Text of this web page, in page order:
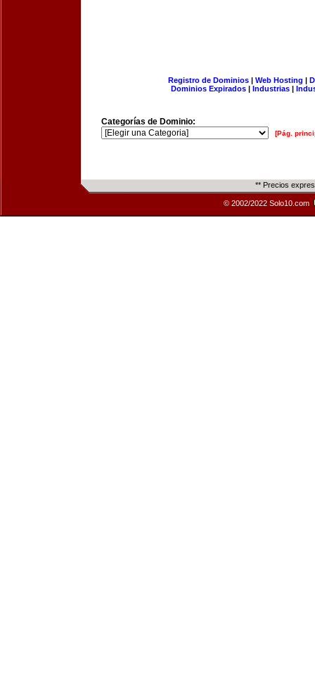
Registro de Dominios| Web Hosting |
Dominios Expirados | Industrias |
Categorías de Dominio:
[Pág.
** Precios
© 2002/2022 Solo10.com